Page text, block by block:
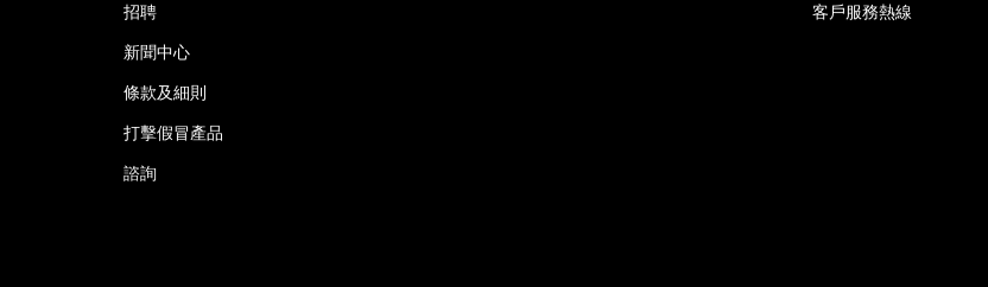
招聘
新聞中心
條款及細則
打擊假冒產品
諮詢
客戶服務熱線